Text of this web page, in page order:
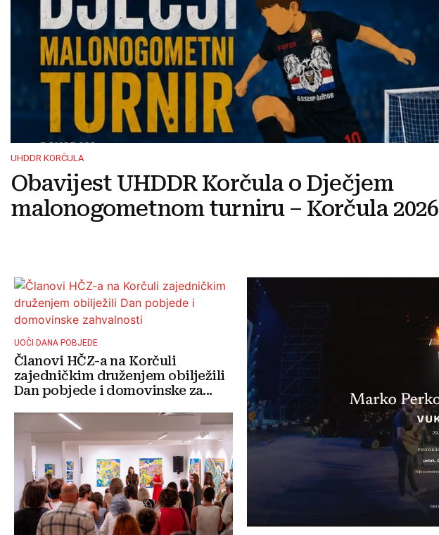
UHDDR KORČULA
Obavijest UHDDR Korčula o Dječjem
malonogometnom turniru – Korčula 2026
UOČI DANA POBJEDE
Članovi HČZ-a na Korčuli
zajedničkim druženjem obilježili
Dan pobjede i domovinske za...